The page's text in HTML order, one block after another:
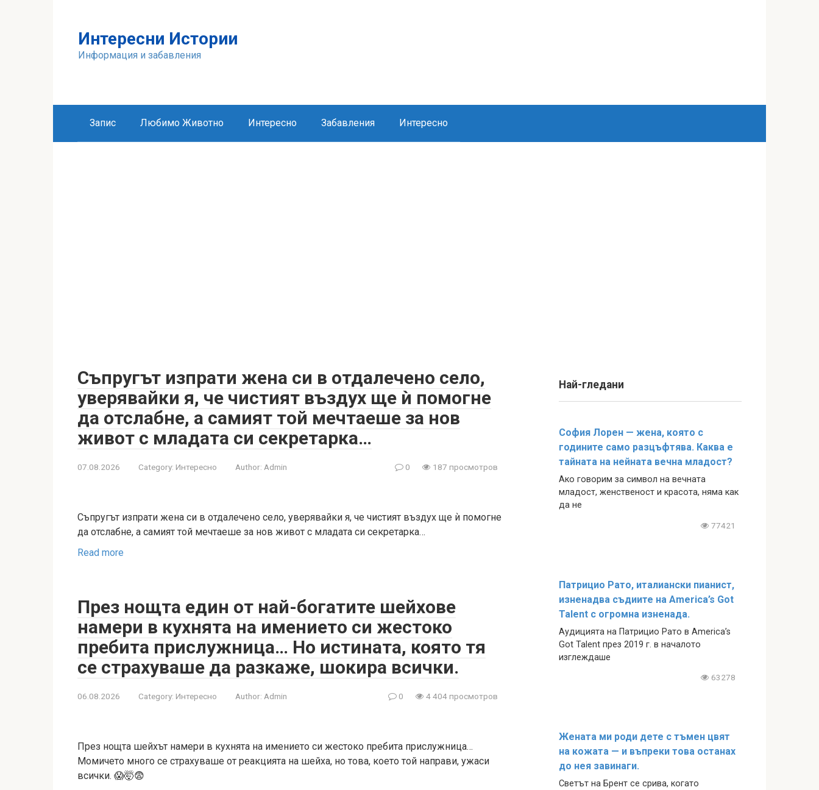
Интересни Истории
Информация и забавления
Запис Любимо Животно Интересно Забавления Интересно
Съпругът изпрати жена си в отдалечено село,
уверявайки я, че чистият въздух ще ѝ помогне
да отслабне, а самият той мечтаеше за нов
живот с младата си секретарка…
07.08.2026 Category: Интересно Author: Admin 0 187 просмотров
Съпругът изпрати жена си в отдалечено село, уверявайки я, че чистият въздух ще ѝ помогне
да отслабне, а самият той мечтаеше за нов живот с младата си секретарка…
Read more
През нощта един от най-богатите шейхове
намери в кухнята на имението си жестоко
пребита прислужница… Но истината, която тя
се страхуваше да разкаже, шокира всички.
06.08.2026 Category: Интересно Author: Admin 0 4 404 просмотров
През нощта шейхът намери в кухнята на имението си жестоко пребита прислужница…
Момичето много се страхуваше от реакцията на шейха, но това, което той направи, ужаси
всички. 😱🤯😨
Най-гледани
София Лорен — жена, която с
годините само разцъфтява. Каква е
тайната на нейната вечна младост?
Ако говорим за символ на вечната
младост, женственост и красота, няма как
да не
77421
Патрицио Рато, италиански пианист,
изненадва съдиите на America’s Got
Talent с огромна изненада.
Аудицията на Патрицио Рато в America’s
Got Talent през 2019 г. в началото
изглеждаше
63278
Жената ми роди дете с тъмен цвят
на кожата — и въпреки това останах
до нея завинаги.
Светът на Брент се срива, когато